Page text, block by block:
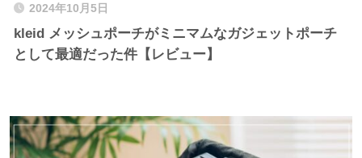
2024年10月5日
kleid メッシュポーチがミニマムなガジェットポーチ
として最適だった件【レビュー】